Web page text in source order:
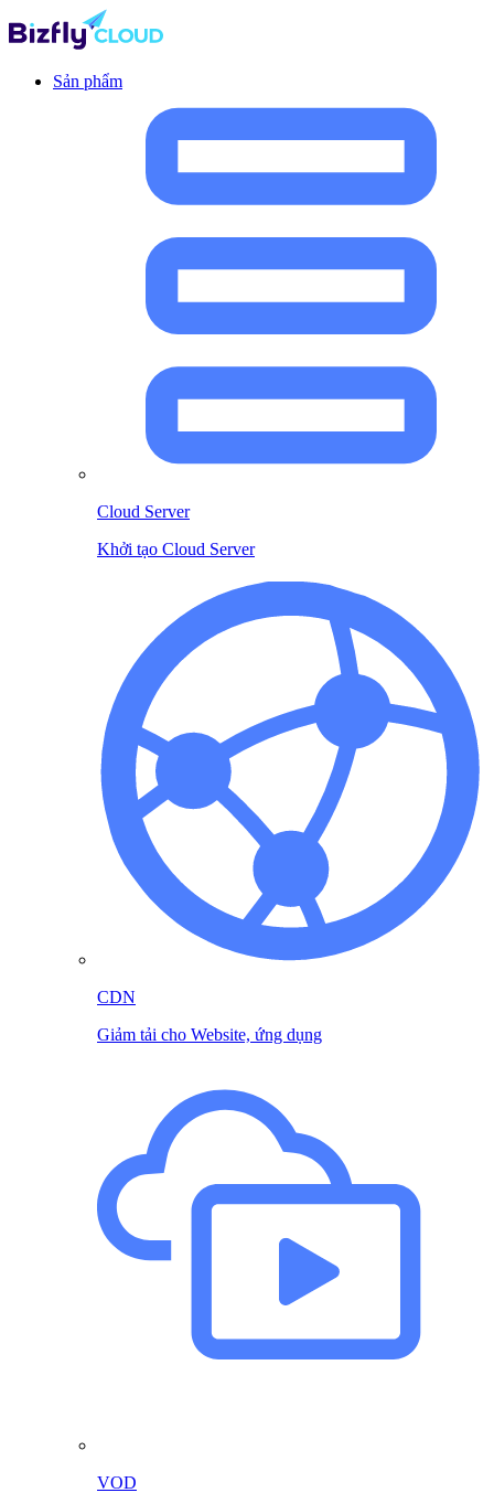
Sản phẩm
Cloud Server
Khởi tạo Cloud Server
CDN
Giảm tải cho Website, ứng dụng
VOD